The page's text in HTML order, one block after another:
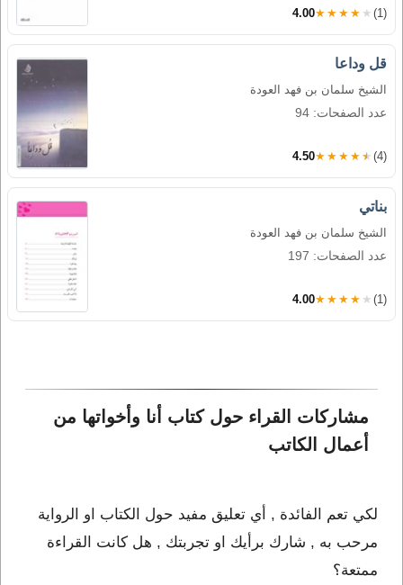
4.00★★★★★ (1)
قل وداعا
الشيخ سلمان بن فهد العودة
عدد الصفحات: 94
4.50★★★★★ (4)
بناتي
الشيخ سلمان بن فهد العودة
عدد الصفحات: 197
4.00★★★★★ (1)
مشاركات القراء حول كتاب أنا وأخواتها من
أعمال الكاتب
لكي تعم الفائدة , أي تعليق مفيد حول الكتاب او الرواية
مرحب به , شارك برأيك او تجربتك , هل كانت القراءة
ممتعة؟